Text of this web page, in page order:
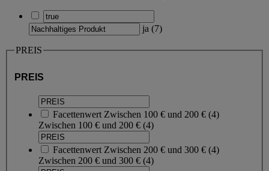
ja (7)
PREIS
PREIS
Facettenwert Zwischen 100 € und 200 € (4)
Zwischen 100 € und 200 € (4)
Facettenwert Zwischen 200 € und 300 € (4)
Zwischen 200 € und 300 € (4)